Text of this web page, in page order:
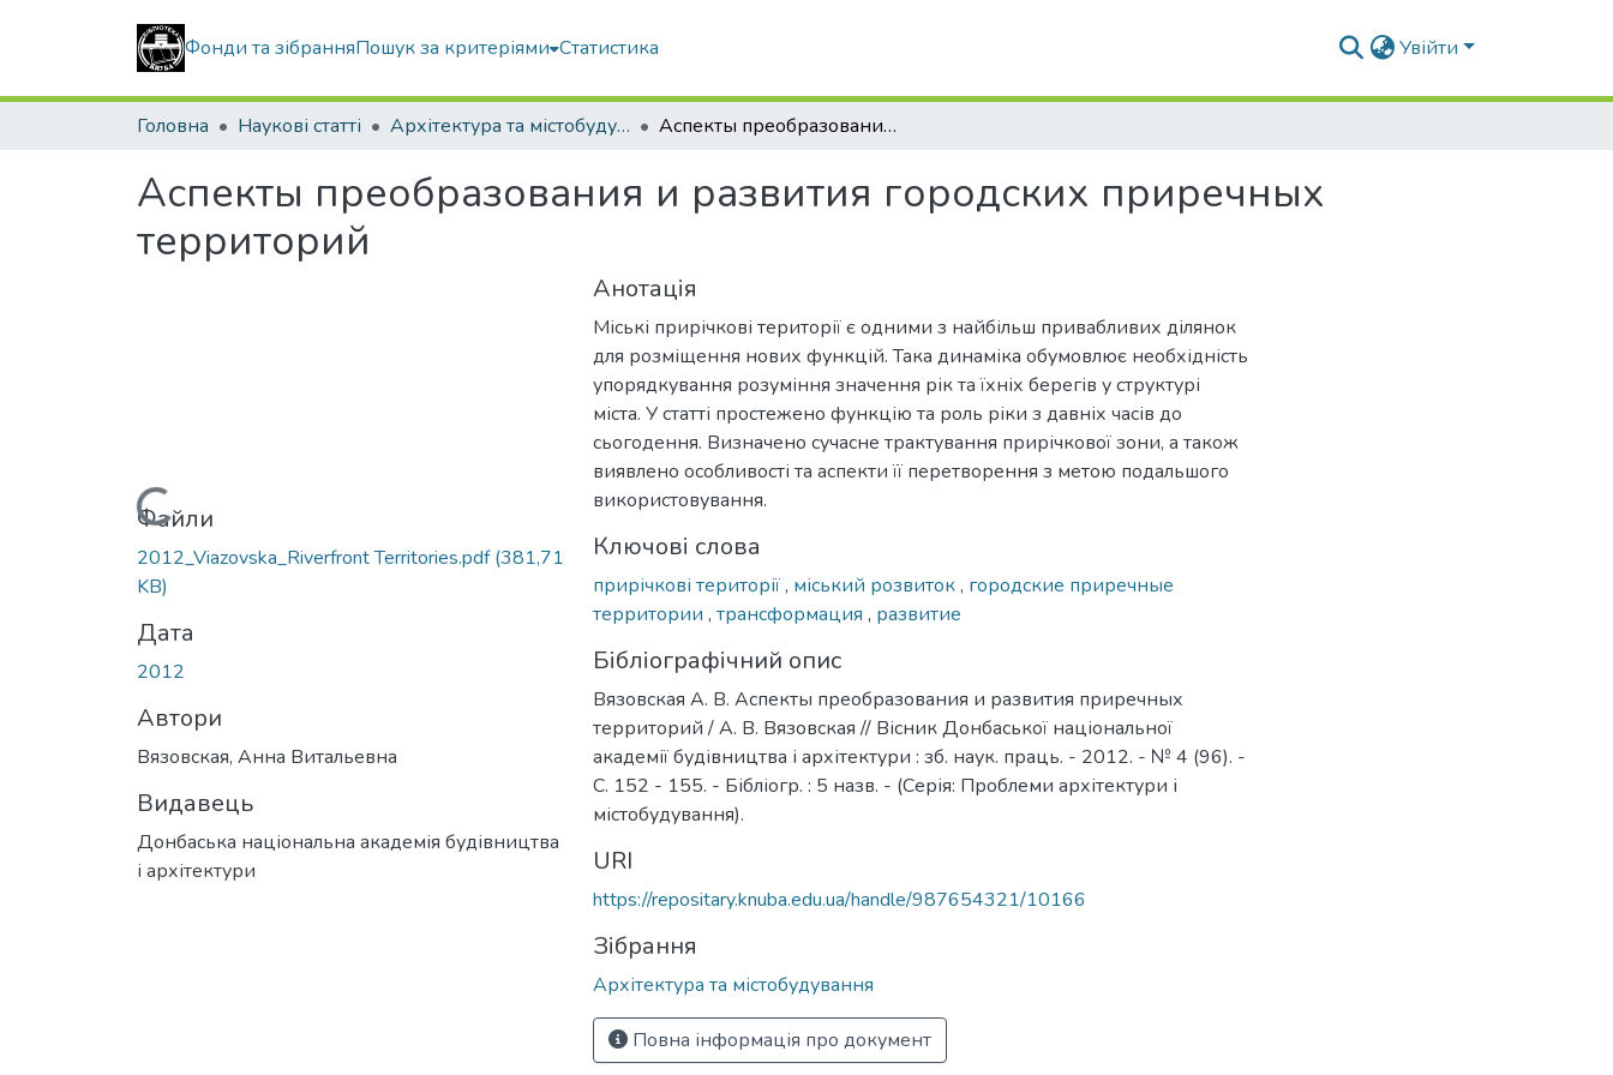
Фонди та зібранняПошук за критеріями Статистика Увійти
Головна Наукові статті Архітектура та містобудування Аспекты преобразования и развития городских приречных территорий
Аспекты преобразования и развития городских приречных
территорий
Вантажиться...
Файли
2012_Viazovska_Riverfront Territories.pdf(381,71
KB)
Дата
2012
Автори
Вязовская, Анна Витальевна
Видавець
Донбаська національна академія будівництва
і архітектури
Анотація
Міські прирічкові території є одними з найбільш привабливих ділянок
для розміщення нових функцій. Така динаміка обумовлює необхідність
упорядкування розуміння значення рік та їхніх берегів у структурі
міста. У статті простежено функцію та роль ріки з давніх часів до
сьогодення. Визначено сучасне трактування прирічкової зони, а також
виявлено особливості та аспекти її перетворення з метою подальшого
використовування.
Ключові слова
прирічкові території, міський розвиток, городские приречные
территории , трансформация , развитие
Бібліографічний опис
Вязовская А. В. Аспекты преобразования и развития приречных
территорий / А. В. Вязовская // Вісник Донбаської національної
академії будівництва і архітектури : зб. наук. праць. - 2012. - № 4 (96). -
С. 152 - 155. - Бібліогр. : 5 назв. - (Серія: Проблеми архітектури і
містобудування).
URI
https://repositary.knuba.edu.ua/handle/987654321/10166
Зібрання
Архітектура та містобудування
Повна інформація про документ